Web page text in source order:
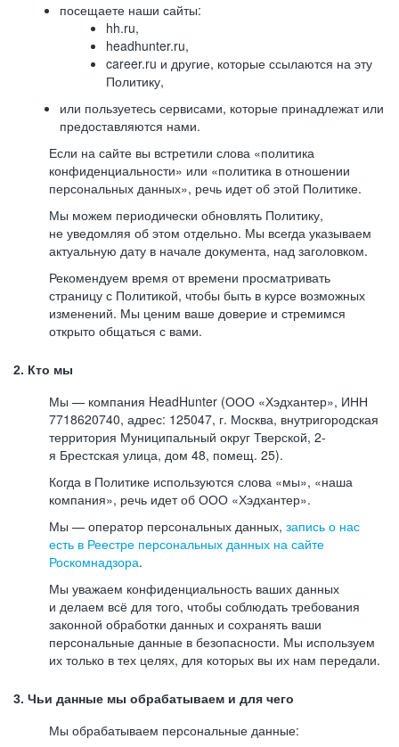
посещаете наши сайты:
hh.ru,
headhunter.ru,
career.ru и другие, которые ссылаются на эту
Политику,
или пользуетесь сервисами, которые принадлежат или
предоставляются нами.
Если на сайте вы встретили слова «политика
конфиденциальности» или «политика в отношении
персональных данных», речь идет об этой Политике.
Мы можем периодически обновлять Политику,
не уведомляя об этом отдельно. Мы всегда указываем
актуальную дату в начале документа, над заголовком.
Рекомендуем время от времени просматривать
страницу с Политикой, чтобы быть в курсе возможных
изменений. Мы ценим ваше доверие и стремимся
открыто общаться с вами.
2. Кто мы
Мы — компания HeadHunter (ООО «Хэдхантер», ИНН
7718620740, адрес: 125047, г. Москва, внутригородская
территория Муниципальный округ Тверской, 2-
я Брестская улица, дом 48, помещ. 25).
Когда в Политике используются слова «мы», «наша
компания», речь идет об ООО «Хэдхантер».
Мы — оператор персональных данных, запись о нас
есть в Реестре персональных данных на сайте
Роскомнадзора.
Мы уважаем конфиденциальность ваших данных
и делаем всё для того, чтобы соблюдать требования
законной обработки данных и сохранять ваши
персональные данные в безопасности. Мы используем
их только в тех целях, для которых вы их нам передали.
3. Чьи данные мы обрабатываем и для чего
Мы обрабатываем персональные данные: